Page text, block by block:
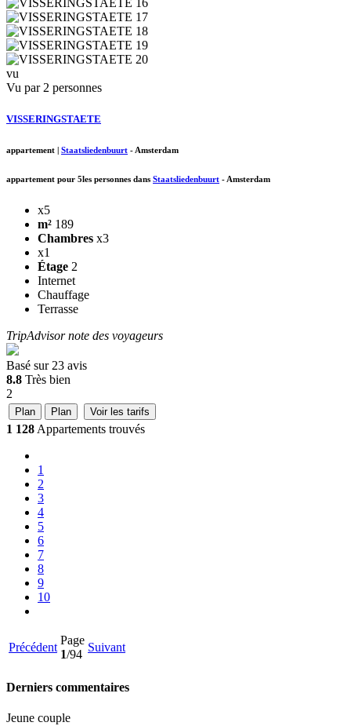
vu
Vu par 2 personnes
VISSERINGSTAETE
appartement | Staatsliedenbuurt - Amsterdam
appartement pour 5les personnes dans Staatsliedenbuurt - Amsterdam
x5
m² 189
Chambres x3
x1
Étage 2
Internet
Chauffage
Terrasse
TripAdvisor note des voyageurs
Basé sur 23 avis
8.8 Très bien
2
Plan Plan Voir les tarifs
1 128 Appartements trouvés
1
2
3
4
5
6
7
8
9
10
Précédent
Page
1/94
Suivant
Derniers commentaires
Jeune couple